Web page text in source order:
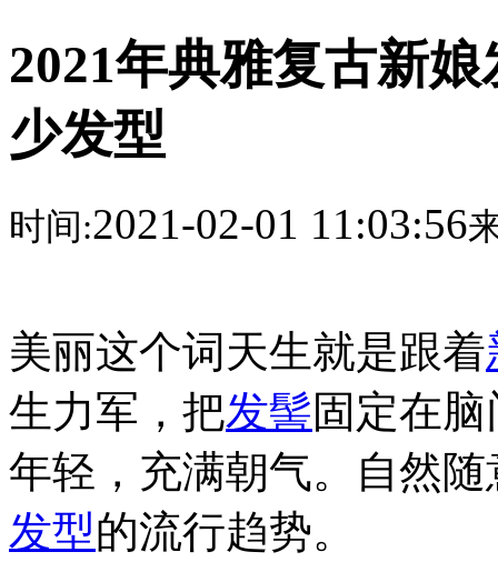
2021年典雅复古新
少发型
时间:2021-02-01 11:03:56
美丽这个词天生就是跟着
生力军，把发髻固定在
年轻，充满朝气。自然随
发型的流行趋势。